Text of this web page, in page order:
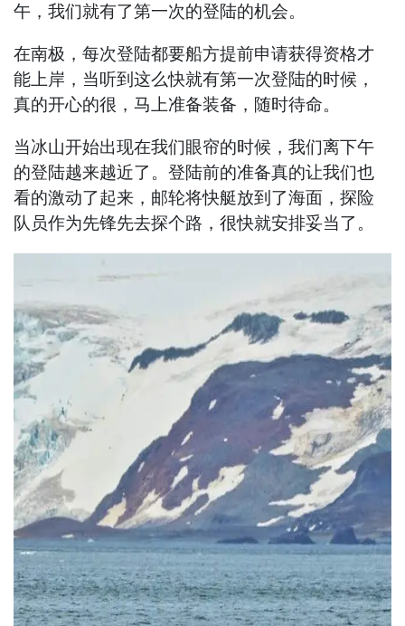
午，我们就有了第一次的登陆的机会。
在南极，每次登陆都要船方提前申请获得资格才
能上岸，当听到这么快就有第一次登陆的时候，
真的开心的很，马上准备装备，随时待命。
当冰山开始出现在我们眼帘的时候，我们离下午
的登陆越来越近了。登陆前的准备真的让我们也
看的激动了起来，邮轮将快艇放到了海面，探险
队员作为先锋先去探个路，很快就安排妥当了。